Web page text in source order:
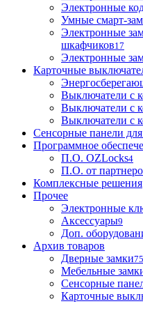
Электронные
Умные смарт-
Электронные
шкафчиков17
Электронные
Карточные
Выключатели с
Выключатели с
Выключатели с
Сенсорные панели
Программное
П.О. OZLocks4
П.О. от
Комплексные решения
Прочее
Электронные
Аксессуары9
Доп.
Архив товаров
Дверные замки75
Мебельные
Сенсорные
Карточные